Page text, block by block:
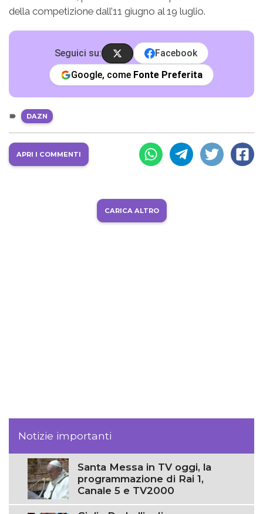
della competizione dall’11 giugno al 19 luglio.
Seguici su:
Facebook
Google, come Fonte Preferita
DAZN
APRI I COMMENTI
CARICA ALTRO
Notizie importanti
Santa Messa in TV oggi, la
programmazione di Rai 1,
Canale 5 e TV2000